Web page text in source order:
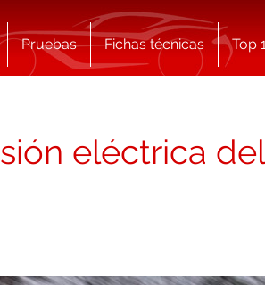
Pruebas Fichas técnicas Top
eléctrica